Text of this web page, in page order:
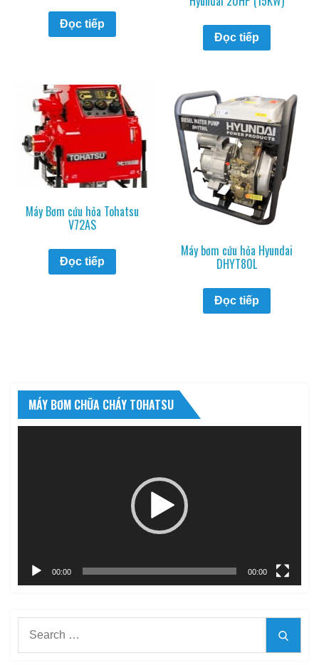
Đọc tiếp
Đọc tiếp
Máy Bơm cứu hỏa Tohatsu
V72AS
Đọc tiếp
Máy bơm cứu hỏa Hyundai
DHYT80L
Đọc tiếp
MÁY BƠM CHỮA CHÁY TOHATSU
00:00 00:00